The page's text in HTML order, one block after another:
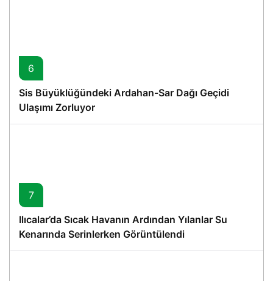
6
Sis Büyüklüğündeki Ardahan-Sar Dağı Geçidi
Ulaşımı Zorluyor
7
Ilıcalar’da Sıcak Havanın Ardından Yılanlar Su
Kenarında Serinlerken Görüntülendi